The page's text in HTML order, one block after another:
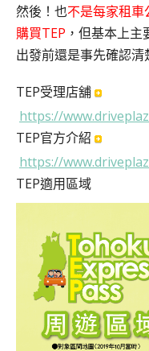
然後！也不是每家租
購買TEP ，但基本上
出發前還是事先確認清
TEP受理店舖
https://
TEP官方介紹
https://
TEP適用區域